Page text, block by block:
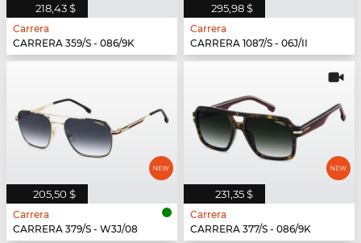
218,43 $
Carrera
CARRERA 359/S - 086/9K
295,98 $
Carrera
CARRERA 1087/S - 06J/II
205,50 $
Carrera
CARRERA 379/S - W3J/08
231,35 $
Carrera
CARRERA 377/S - 086/9K